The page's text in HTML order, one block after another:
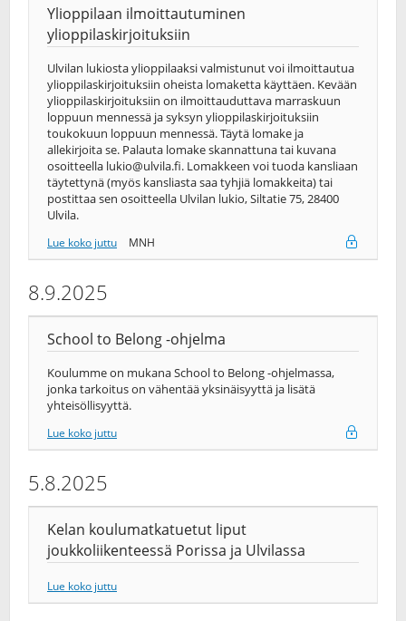
Ylioppilaan ilmoittautuminen
ylioppilaskirjoituksiin
Ulvilan lukiosta ylioppilaaksi valmistunut voi ilmoittautua
ylioppilaskirjoituksiin oheista lomaketta käyttäen. Kevään
ylioppilaskirjoituksiin on ilmoittauduttava marraskuun
loppuun mennessä ja syksyn ylioppilaskirjoituksiin
toukokuun loppuun mennessä. Täytä lomake ja
allekirjoita se. Palauta lomake skannattuna tai kuvana
osoitteella lukio@ulvila.fi. Lomakkeen voi tuoda kansliaan
täytettynä (myös kansliasta saa tyhjiä lomakkeita) tai
postittaa sen osoitteella Ulvilan lukio, Siltatie 75, 28400
Ulvila.
Lue koko juttu MNH
8.9.2025
School to Belong -ohjelma
Koulumme on mukana School to Belong -ohjelmassa,
jonka tarkoitus on vähentää yksinäisyyttä ja lisätä
yhteisöllisyyttä.
Lue koko juttu
5.8.2025
Kelan koulumatkatuetut liput
joukkoliikenteessä Porissa ja Ulvilassa
Lue koko juttu